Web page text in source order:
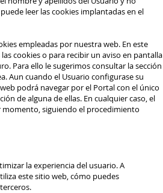
leer las cookies implantadas en el
empleadas por nuestra web. En este
cookies o para recibir un aviso en pantalla
Para ello le sugerimos consultar la sección
Aun cuando el Usuario configurase su
podrá navegar por el Portal con el único
de alguna de ellas. En cualquier caso, el
momento, siguiendo el procedimiento
la experiencia del usuario. A
este sitio web, cómo puedes